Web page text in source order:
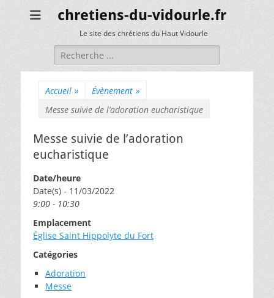
chretiens-du-vidourle.fr
Le site des chrétiens du Haut Vidourle
Rechercher :
Accueil » Évènement »
Messe suivie de l’adoration eucharistique
Messe suivie de l’adoration
eucharistique
Date/heure
Date(s) - 11/03/2022
9:00 - 10:30
Emplacement
Église Saint Hippolyte du Fort
Catégories
Adoration
Messe